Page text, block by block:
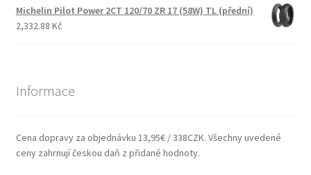
Michelin Pilot Power 2CT 120/70 ZR 17 (58W) TL (přední)
2,332.88 Kč
Informace
Cena dopravy za objednávku 13,95€ / 338CZK. Všechny uvedené
ceny zahrnují českou daň z přidané hodnoty.